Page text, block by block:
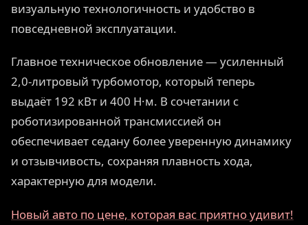
визуальную технологичность и удобство в
повседневной эксплуатации.
Главное техническое обновление — усиленный
2,0-литровый турбомотор, который теперь
выдаёт 192 кВт и 400 Н·м. В сочетании с
роботизированной трансмиссией он
обеспечивает седану более уверенную динамику
и отзывчивость, сохраняя плавность хода,
характерную для модели.
Новый авто по цене, которая вас приятно удивит!